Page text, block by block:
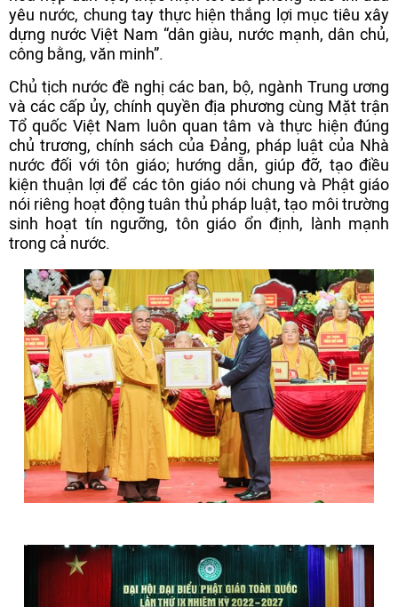
yêu nước, chung tay thực hiện thắng lợi mục tiêu xây
dựng nước Việt Nam “dân giàu, nước mạnh, dân chủ,
công bằng, văn minh”.
Chủ tịch nước đề nghị các ban, bộ, ngành Trung ương
và các cấp ủy, chính quyền địa phương cùng Mặt trận
Tổ quốc Việt Nam luôn quan tâm và thực hiện đúng
chủ trương, chính sách của Đảng, pháp luật của Nhà
nước đối với tôn giáo; hướng dẫn, giúp đỡ, tạo điều
kiện thuận lợi để các tôn giáo nói chung và Phật giáo
nói riêng hoạt động tuân thủ pháp luật, tạo môi trường
sinh hoạt tín ngưỡng, tôn giáo ổn định, lành mạnh
trong cả nước.